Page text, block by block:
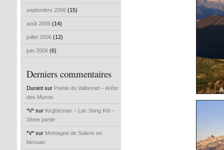
septembre 2006 (15)
août 2006 (14)
juillet 2006 (12)
juin 2006 (6)
Derniers commentaires
Durant sur Pointe du Vallonnet – Arête
des Murois
*V* sur Kirghizstan – Lac Song Köl –
2ème partie
*V* sur Montagne de Sulens en
bivouac